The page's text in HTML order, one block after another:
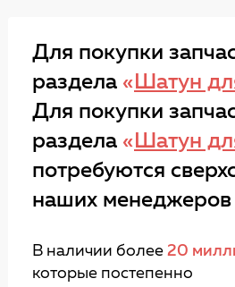
Для покупки
раздела « Шатун
Для покупки
раздела « Шатун
потребуются
наших менеджеров
В наличии более 20
которые постепенно